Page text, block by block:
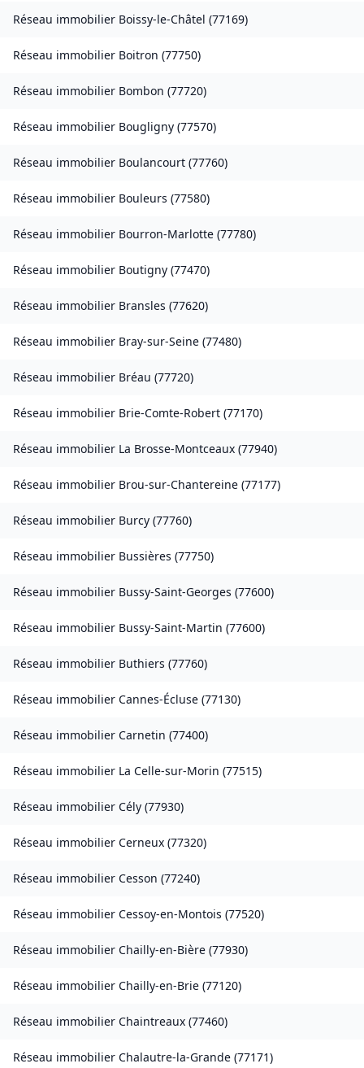
Réseau immobilier Boissy-le-Châtel (77169)
Réseau immobilier Boitron (77750)
Réseau immobilier Bombon (77720)
Réseau immobilier Bougligny (77570)
Réseau immobilier Boulancourt (77760)
Réseau immobilier Bouleurs (77580)
Réseau immobilier Bourron-Marlotte (77780)
Réseau immobilier Boutigny (77470)
Réseau immobilier Bransles (77620)
Réseau immobilier Bray-sur-Seine (77480)
Réseau immobilier Bréau (77720)
Réseau immobilier Brie-Comte-Robert (77170)
Réseau immobilier La Brosse-Montceaux (77940)
Réseau immobilier Brou-sur-Chantereine (77177)
Réseau immobilier Burcy (77760)
Réseau immobilier Bussières (77750)
Réseau immobilier Bussy-Saint-Georges (77600)
Réseau immobilier Bussy-Saint-Martin (77600)
Réseau immobilier Buthiers (77760)
Réseau immobilier Cannes-Écluse (77130)
Réseau immobilier Carnetin (77400)
Réseau immobilier La Celle-sur-Morin (77515)
Réseau immobilier Cély (77930)
Réseau immobilier Cerneux (77320)
Réseau immobilier Cesson (77240)
Réseau immobilier Cessoy-en-Montois (77520)
Réseau immobilier Chailly-en-Bière (77930)
Réseau immobilier Chailly-en-Brie (77120)
Réseau immobilier Chaintreaux (77460)
Réseau immobilier Chalautre-la-Grande (77171)